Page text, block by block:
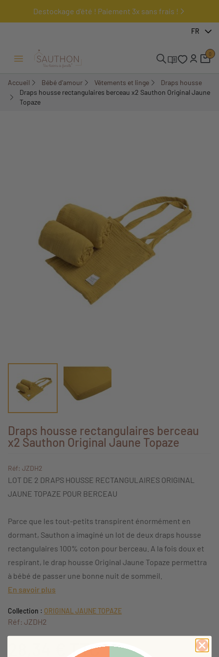
Destockage d'été ! Paiement 3x sans frais !
FR
Ouvrir/Fermer menu
0
Accueil Bébé d'amour Vêtements et linge
Draps housse
Draps housse rectangulaires berceau x2 Sauthon Original Jaune
Topaze
Draps housse rectangulaires berceau
x2 Sauthon Original Jaune Topaze
Réf: JZDH2
LOT DE 2 DRAPS HOUSSE RECTANGULAIRES ORIGINAL
JAUNE TOPAZE POUR BERCEAU
Parce que les tout-petits transpirent énormément en
dormant, Sauthon a imaginé un lot de deux draps housse
rectangulaires 100% coton pour berceau. A la fois doux et
respirant, le drap housse Original Jaune Topaze permettra
à bébé de passer une bonne nuit de sommeil.
En savoir plus
Collection : ORIGINAL JAUNE TOPAZE
Réf: JZDH2
TTC